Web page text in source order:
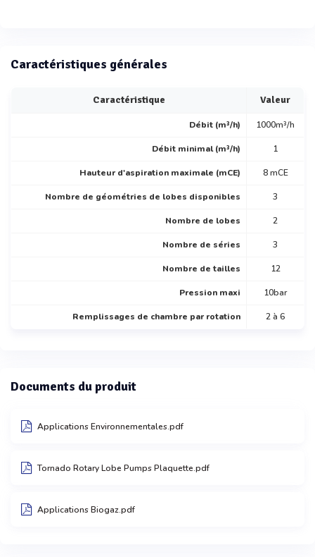
Caractéristiques générales
Caractéristique Valeur
Débit (m³/h) 1000m³/h
Débit minimal (m³/h) 1
Hauteur d'aspiration maximale (mCE) 8 mCE
Nombre de géométries de lobes disponibles 3
Nombre de lobes 2
Nombre de séries 3
Nombre de tailles 12
Pression maxi 10bar
Remplissages de chambre par rotation 2 à 6
Documents du produit
Applications Environnementales.pdf
Tornado Rotary Lobe Pumps Plaquette.pdf
Applications Biogaz.pdf